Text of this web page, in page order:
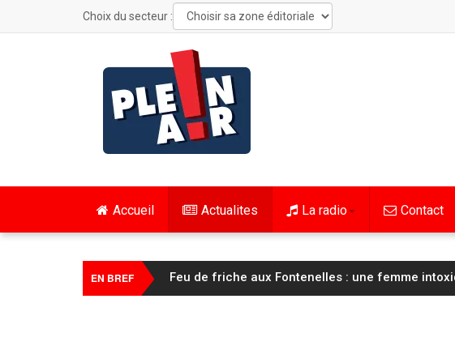
Choix du secteur :
Accueil Actualites La radio Contact
EN BREF FC Sochaux Montbéliard : Vincent Hognon